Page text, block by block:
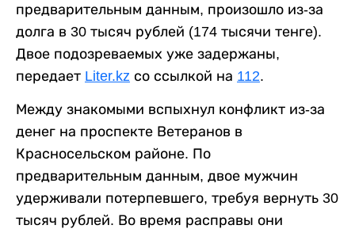
предварительным данным, произошло из-за
долга в 30 тысяч рублей (174 тысячи тенге).
Двое подозреваемых уже задержаны,
передает Liter.kz со ссылкой на 112.
Между знакомыми вспыхнул конфликт из-за
денег на проспекте Ветеранов в
Красносельском районе. По
предварительным данным, двое мужчин
удерживали потерпевшего, требуя вернуть 30
тысяч рублей. Во время расправы они